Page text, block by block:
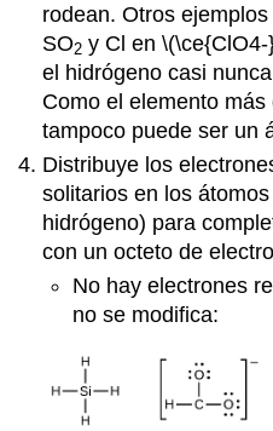
rodean. Otros
SO2 y Cl en
el hidrógeno casi
Como el elemento
tampoco puede ser un
Distribuye los
solitarios en los
hidrógeno) para
con un octeto de
No hay electrones
no se modifica: